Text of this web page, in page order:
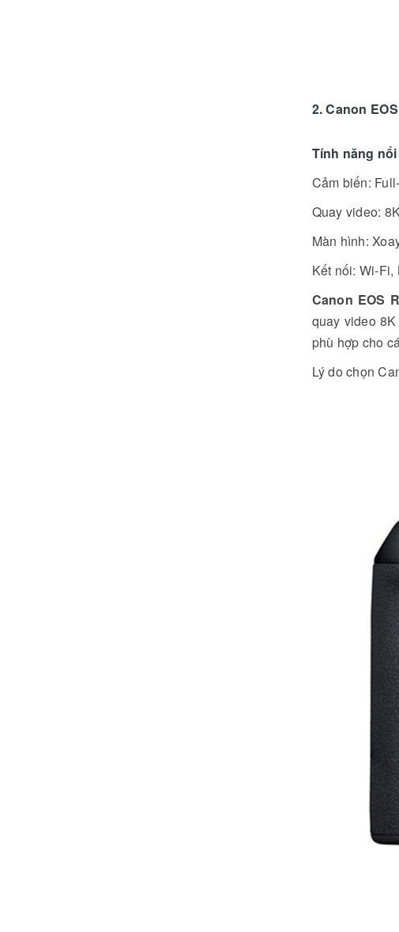
2. Canon
Tính năng
Cảm biến:
Quay video:
Màn hình:
Kết nối: Wi-Fi,
Canon EOS
quay video
phù hợp cho
Lý do chọn